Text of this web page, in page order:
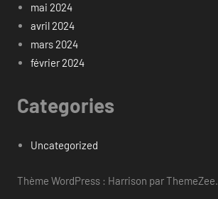
mai 2024
avril 2024
mars 2024
février 2024
Categories
Uncategorized
Thème WordPress : Harrison par ThemeZee.